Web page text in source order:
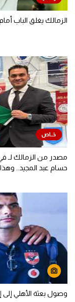
الزمالك يغلق الباب
مصدر من الزمالك لـ
حسام عبد المجيد..
وصول بعثة الأهلي إلى